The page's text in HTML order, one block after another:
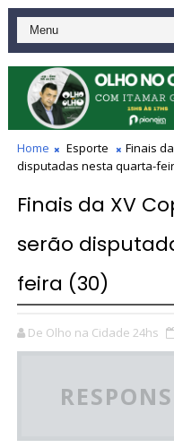
Home Esporte
Finais
disputadas nesta quarta-
Finais da XV
serão
feira (30)
De Olho na Cidade 24hs